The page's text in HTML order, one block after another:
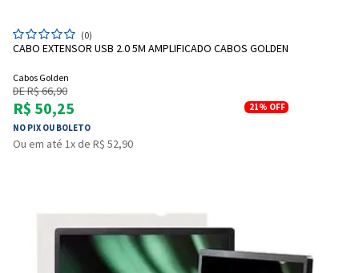
(0)
CABO EXTENSOR USB 2.0 5M AMPLIFICADO CABOS GOLDEN
Cabos Golden
DE R$ 66,90
R$ 50,25
NO PIX OU BOLETO
21% OFF
Ou em até 1x de R$ 52,90